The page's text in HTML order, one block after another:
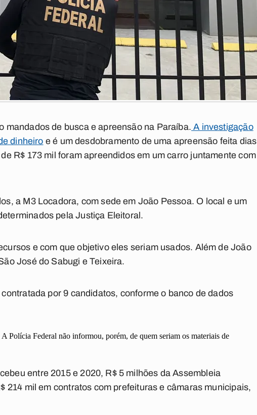
de busca e apreensão na Paraíba. A investigação
dinheiro e é um desdobramento de uma apreensão feita dias
R$ 173 mil foram apreendidos em um carro juntamente com
a M3 Locadora, com sede em João Pessoa. O local e um
pela Justiça Eleitoral.
e com que objetivo eles seriam usados. Além de João
José do Sabugi e Teixeira.
por 9 candidatos, conforme o banco de dados
Polícia Federal não informou, porém, de quem seriam os materiais de
entre 2015 e 2020, R$ 5 milhões da Assembleia
214 mil em contratos com prefeituras e câmaras municipais,